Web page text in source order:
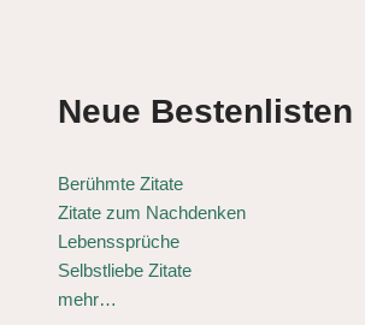
Neue Bestenlisten
Berühmte Zitate
Zitate zum Nachdenken
Lebenssprüche
Selbstliebe Zitate
mehr…